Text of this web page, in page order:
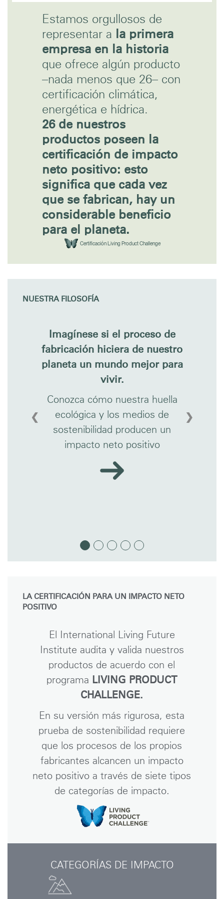
Estamos orgullosos de
representar a
la primera
empresa en la historia
que ofrece algún producto
–nada menos que 26– con
certificación climática,
energética e hídrica.
26 de nuestros
productos poseen la
certificación de impacto
neto positivo: esto
significa que cada vez
que se fabrican, hay un
considerable beneficio
para el planeta.
Certificación Living Product Challenge
NUESTRA FILOSOFÍA
Imagínese si el proceso de
fabricación hiciera de nuestro
planeta un mundo mejor para
vivir.
Conozca cómo nuestra huella
ecológica y los medios de
sostenibilidad producen un
impacto neto positivo
❮ ❯
LA CERTIFICACIÓN PARA UN IMPACTO NETO
POSITIVO
El International Living Future
Institute audita y valida nuestros
productos de acuerdo con el
programa LIVING PRODUCT
CHALLENGE.
En su versión más rigurosa, esta
prueba de sostenibilidad requiere
que los procesos de los propios
fabricantes alcancen un impacto
neto positivo a través de siete tipos
de categorías de impacto.
CATEGORÍAS DE IMPACTO